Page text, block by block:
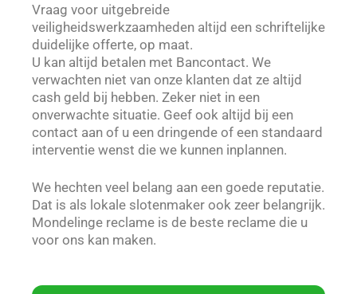
Vraag voor uitgebreide
veiligheidswerkzaamheden altijd een schriftelijke
duidelijke offerte, op maat.
U kan altijd betalen met Bancontact. We
verwachten niet van onze klanten dat ze altijd
cash geld bij hebben. Zeker niet in een
onverwachte situatie. Geef ook altijd bij een
contact aan of u een dringende of een standaard
interventie wenst die we kunnen inplannen.
We hechten veel belang aan een goede reputatie.
Dat is als lokale slotenmaker ook zeer belangrijk.
Mondelinge reclame is de beste reclame die u
voor ons kan maken.